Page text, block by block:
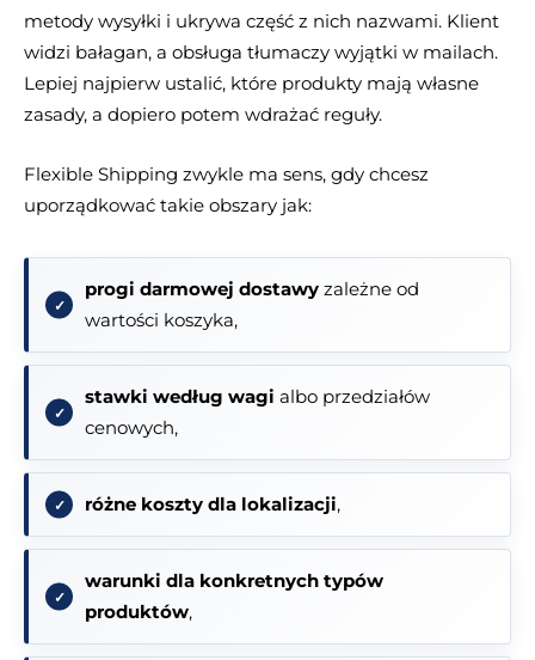
metody wysyłki i ukrywa część z nich nazwami. Klient
widzi bałagan, a obsługa tłumaczy wyjątki w mailach.
Lepiej najpierw ustalić, które produkty mają własne
zasady, a dopiero potem wdrażać reguły.
Flexible Shipping zwykle ma sens, gdy chcesz
uporządkować takie obszary jak:
progi darmowej dostawy zależne od
wartości koszyka,
stawki według wagi albo przedziałów
cenowych,
różne koszty dla lokalizacji,
warunki dla konkretnych typów
produktów,